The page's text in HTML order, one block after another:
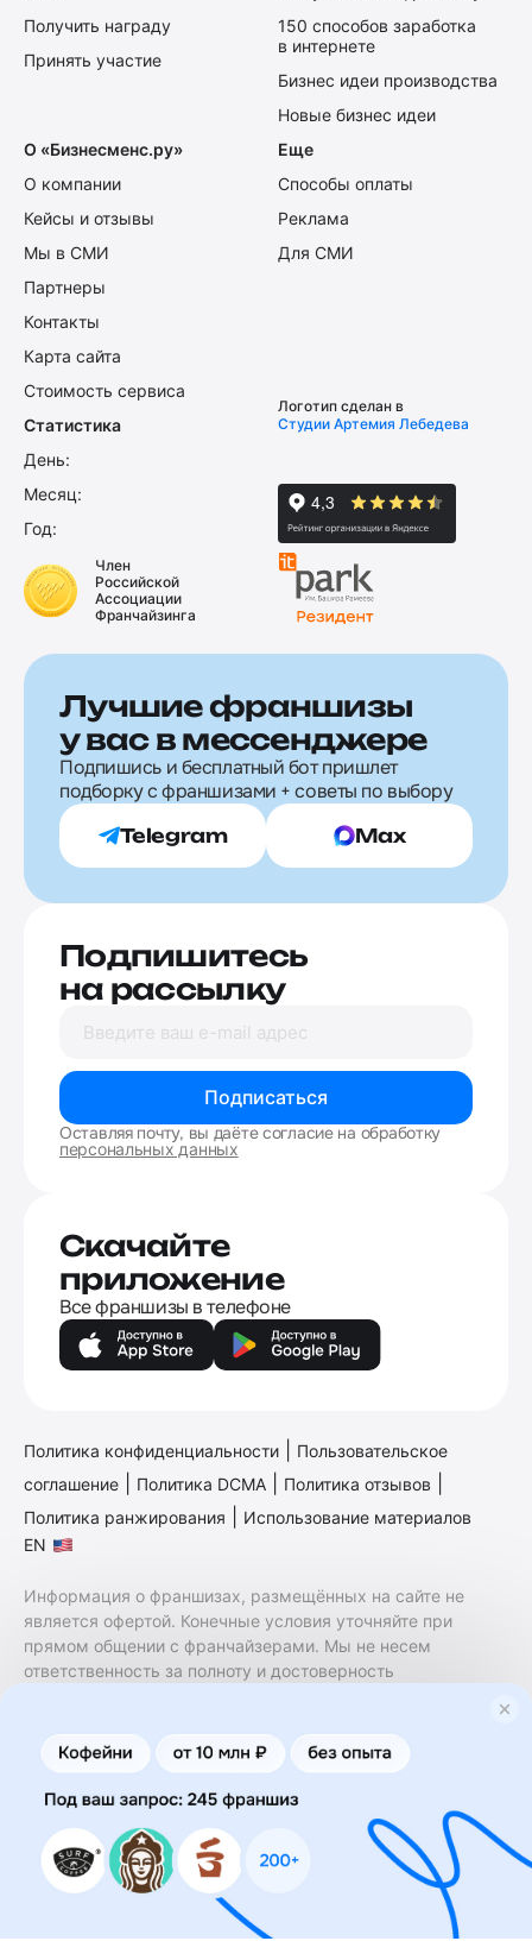
Получить награду
Принять участие
150 способов заработка
в интернете
Бизнес идеи производства
Новые бизнес идеи
О «Бизнесменс.ру»
О компании
Кейсы и отзывы
Мы в СМИ
Партнеры
Контакты
Карта сайта
Стоимость сервиса
Еще
Способы оплаты
Реклама
Для СМИ
Статистика
День:
Месяц:
Год:
Логотип сделан в
Студии Артемия Лебедева
Член
Российской
Ассоциации
Франчайзинга
Лучшие франшизы
у вас в мессенджере
Подпишись и бесплатный бот пришлет
подборку с франшизами + советы по выбору
Telegram Max
Подпишитесь
на рассылку
Подписаться
Оставляя почту, вы даёте согласие на обработку
персональных данных
Скачайте
приложение
Все франшизы в телефоне
Политика конфиденциальности
Пользовательское
соглашение
Политика DCMA Политика отзывов
Политика ранжирования
Использование материалов
EN
Информация о франшизах, размещённых на сайте не
является офертой. Конечные условия уточняйте при
прямом общении с франчайзерами. Мы не несем
ответственность за полноту и достоверность
финансовые услуги. Заключение договоров
коммерческой концессии (франчайзинга) осуществляется
правообладателями/их представителями. Бизнесменс.ру
не является посредником или представителем
правообладателя и не несет ответственность за условия
предоставления франшизы и действия лиц,
осуществленные на основании информации, имеющейся
на сайте или полученной через него. За достоверность
предоставленной информации несет ответственность